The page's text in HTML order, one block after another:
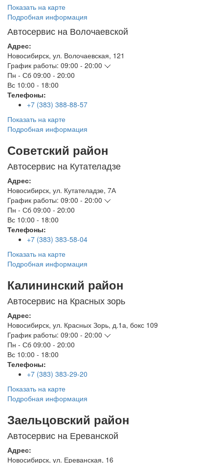
Показать на карте
Подробная информация
Автосервис на Волочаевской
Адрес:
Новосибирск, ул. Волочаевская, 121
График работы: 09:00 - 20:00
Пн - Сб 09:00 - 20:00
Вс 10:00 - 18:00
Телефоны:
+7 (383) 388-88-57
Показать на карте
Подробная информация
Советский район
Автосервис на Кутателадзе
Адрес:
Новосибирск, ул. Кутателадзе, 7А
График работы: 09:00 - 20:00
Пн - Сб 09:00 - 20:00
Вс 10:00 - 18:00
Телефоны:
+7 (383) 383-58-04
Показать на карте
Подробная информация
Калининский район
Автосервис на Красных зорь
Адрес:
Новосибирск, ул. Красных Зорь, д.1а, бокс 109
График работы: 09:00 - 20:00
Пн - Сб 09:00 - 20:00
Вс 10:00 - 18:00
Телефоны:
+7 (383) 383-29-20
Показать на карте
Подробная информация
Заельцовский район
Автосервис на Ереванской
Адрес:
Новосибирск, ул. Ереванская, 16